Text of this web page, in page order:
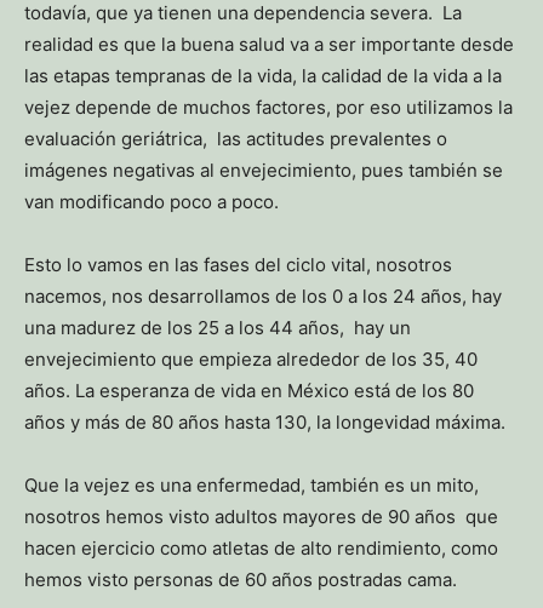
todavía, que ya tienen una dependencia severa. La
realidad es que la buena salud va a ser importante desde
las etapas tempranas de la vida, la calidad de la vida a la
vejez depende de muchos factores, por eso utilizamos la
evaluación geriátrica, las actitudes prevalentes o
imágenes negativas al envejecimiento, pues también se
van modificando poco a poco.
Esto lo vamos en las fases del ciclo vital, nosotros
nacemos, nos desarrollamos de los 0 a los 24 años, hay
una madurez de los 25 a los 44 años, hay un
envejecimiento que empieza alrededor de los 35, 40
años. La esperanza de vida en México está de los 80
años y más de 80 años hasta 130, la longevidad máxima.
Que la vejez es una enfermedad, también es un mito,
nosotros hemos visto adultos mayores de 90 años que
hacen ejercicio como atletas de alto rendimiento, como
hemos visto personas de 60 años postradas cama.